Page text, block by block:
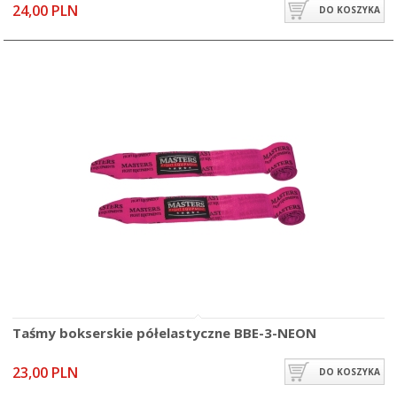
24,00 PLN DO KOSZYKA
Taśmy bokserskie półelastyczne BBE-3-NEON
23,00 PLN DO KOSZYKA